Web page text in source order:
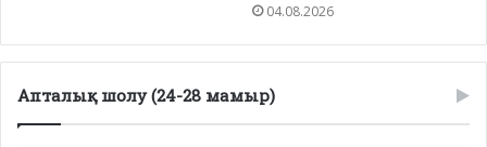
04.08.2026
Апталық шолу (24-28 мамыр)